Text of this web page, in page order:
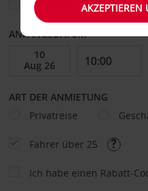
Eine andere
ANFANGSDATUM
ART DER ANMIETUNG
Privatreise
Fahrer über 25
Ich habe einen Rabatt-
AKZEPTIEREN